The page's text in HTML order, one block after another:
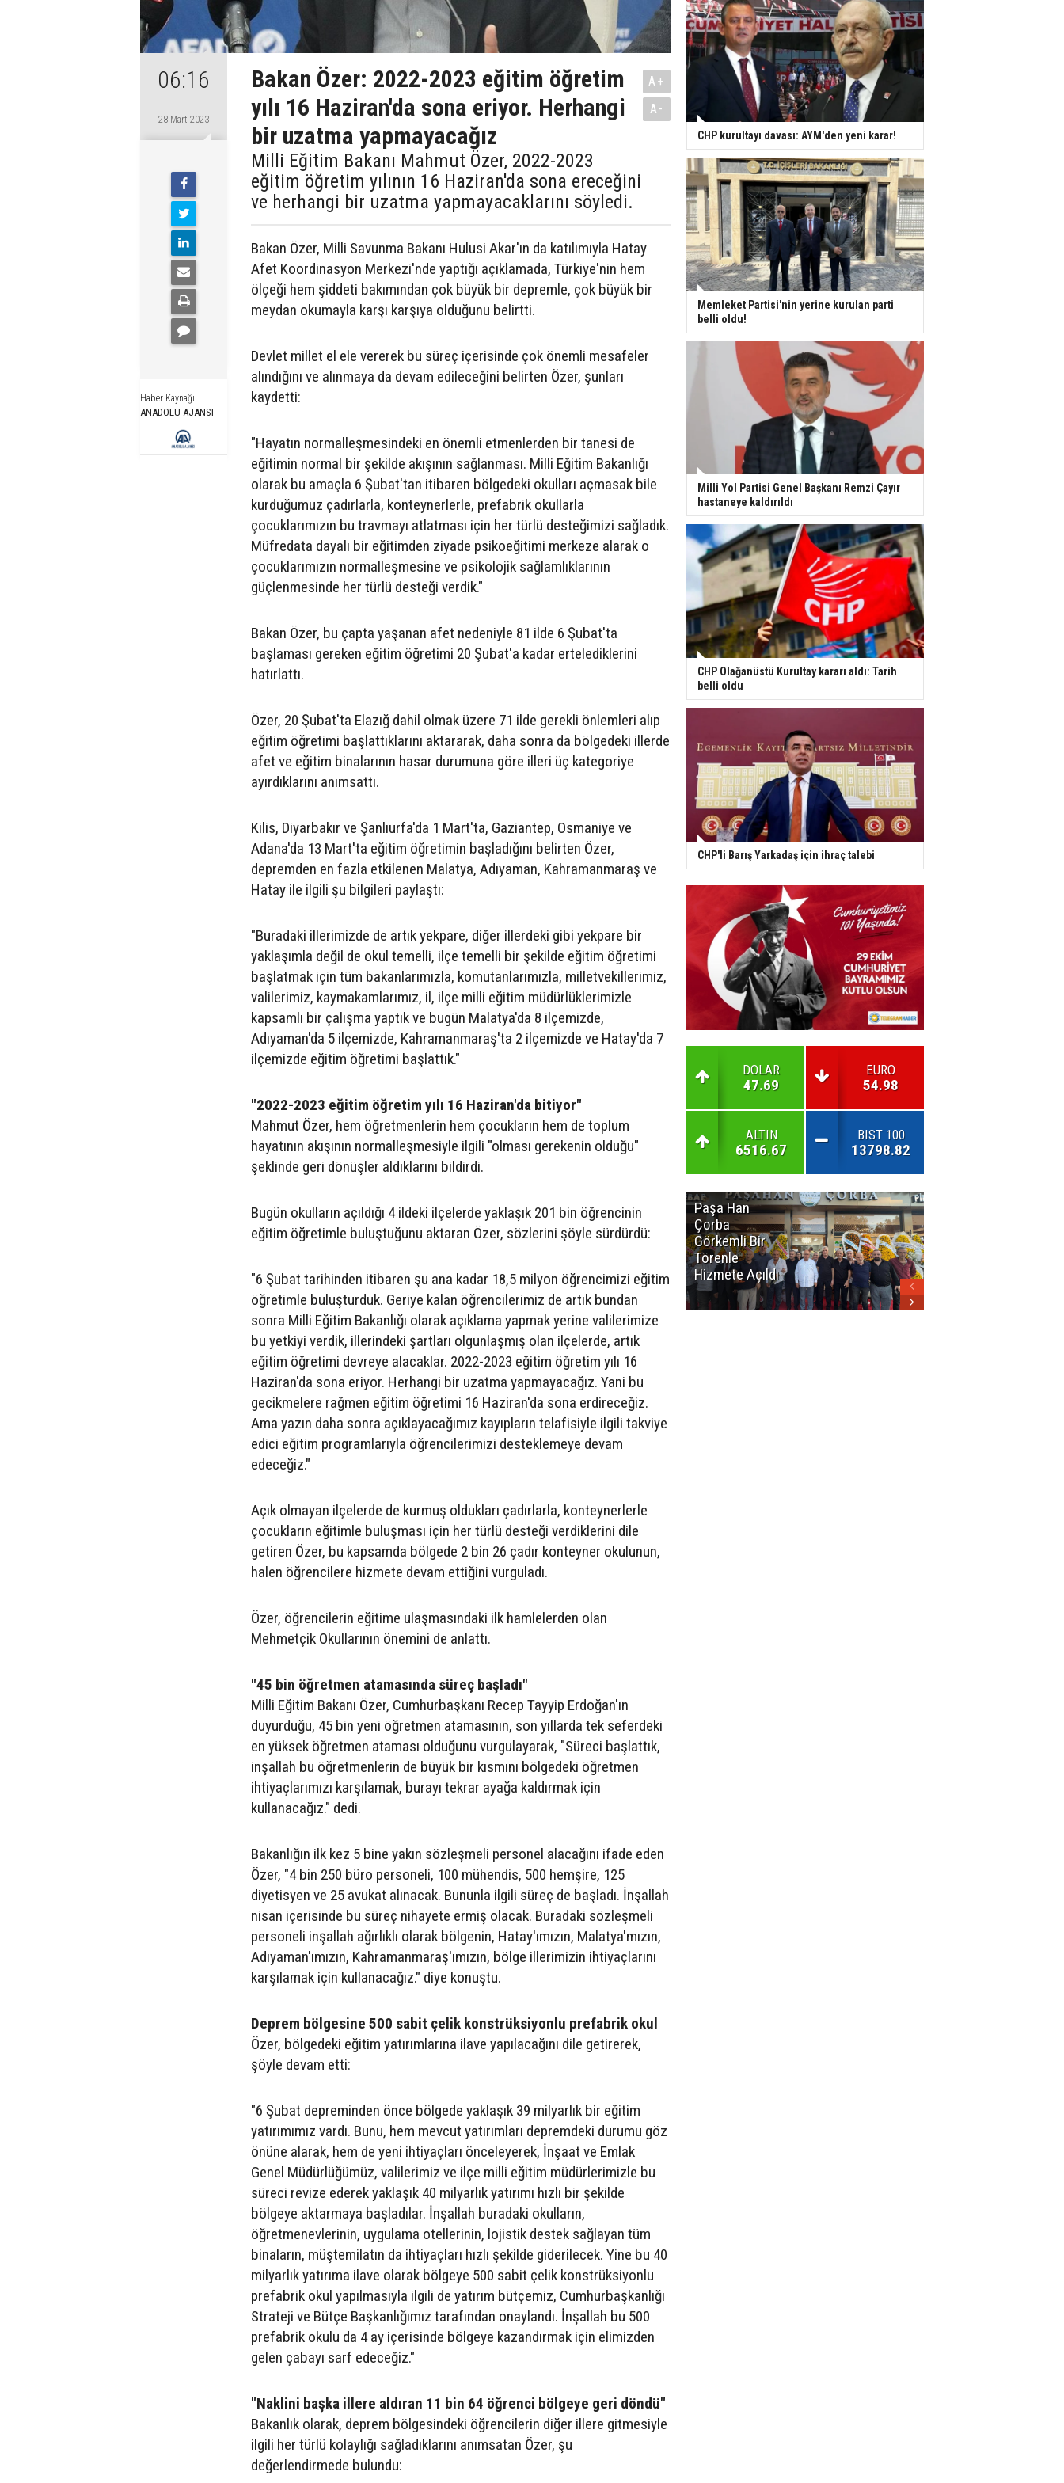
06:16
28 Mart 2023
Haber Kaynağı
ANADOLU AJANSI
Bakan Özer: 2022-2023 eğitim öğretim
yılı 16 Haziran'da sona eriyor. Herhangi
bir uzatma yapmayacağız
Milli Eğitim Bakanı Mahmut Özer, 2022-2023
eğitim öğretim yılının 16 Haziran'da sona ereceğini
ve herhangi bir uzatma yapmayacaklarını söyledi.
A+
A-
Bakan Özer, Milli Savunma Bakanı Hulusi Akar'ın da katılımıyla Hatay
Afet Koordinasyon Merkezi'nde yaptığı açıklamada, Türkiye'nin hem
ölçeği hem şiddeti bakımından çok büyük bir depremle, çok büyük bir
meydan okumayla karşı karşıya olduğunu belirtti.
Devlet millet el ele vererek bu süreç içerisinde çok önemli mesafeler
alındığını ve alınmaya da devam edileceğini belirten Özer, şunları
kaydetti:
"Hayatın normalleşmesindeki en önemli etmenlerden bir tanesi de
eğitimin normal bir şekilde akışının sağlanması. Milli Eğitim Bakanlığı
olarak bu amaçla 6 Şubat'tan itibaren bölgedeki okulları açmasak bile
kurduğumuz çadırlarla, konteynerlerle, prefabrik okullarla
çocuklarımızın bu travmayı atlatması için her türlü desteğimizi sağladık.
Müfredata dayalı bir eğitimden ziyade psikoeğitimi merkeze alarak o
çocuklarımızın normalleşmesine ve psikolojik sağlamlıklarının
güçlenmesinde her türlü desteği verdik."
Bakan Özer, bu çapta yaşanan afet nedeniyle 81 ilde 6 Şubat'ta
başlaması gereken eğitim öğretimi 20 Şubat'a kadar ertelediklerini
hatırlattı.
Özer, 20 Şubat'ta Elazığ dahil olmak üzere 71 ilde gerekli önlemleri alıp
eğitim öğretimi başlattıklarını aktararak, daha sonra da bölgedeki illerde
afet ve eğitim binalarının hasar durumuna göre illeri üç kategoriye
ayırdıklarını anımsattı.
Kilis, Diyarbakır ve Şanlıurfa'da 1 Mart'ta, Gaziantep, Osmaniye ve
Adana'da 13 Mart'ta eğitim öğretimin başladığını belirten Özer,
depremden en fazla etkilenen Malatya, Adıyaman, Kahramanmaraş ve
Hatay ile ilgili şu bilgileri paylaştı:
"Buradaki illerimizde de artık yekpare, diğer illerdeki gibi yekpare bir
yaklaşımla değil de okul temelli, ilçe temelli bir şekilde eğitim öğretimi
başlatmak için tüm bakanlarımızla, komutanlarımızla, milletvekillerimiz,
valilerimiz, kaymakamlarımız, il, ilçe milli eğitim müdürlüklerimizle
kapsamlı bir çalışma yaptık ve bugün Malatya'da 8 ilçemizde,
Adıyaman'da 5 ilçemizde, Kahramanmaraş'ta 2 ilçemizde ve Hatay'da 7
ilçemizde eğitim öğretimi başlattık."
"2022-2023 eğitim öğretim yılı 16 Haziran'da bitiyor"
Mahmut Özer, hem öğretmenlerin hem çocukların hem de toplum
hayatının akışının normalleşmesiyle ilgili "olması gerekenin olduğu"
şeklinde geri dönüşler aldıklarını bildirdi.
Bugün okulların açıldığı 4 ildeki ilçelerde yaklaşık 201 bin öğrencinin
eğitim öğretimle buluştuğunu aktaran Özer, sözlerini şöyle sürdürdü:
"6 Şubat tarihinden itibaren şu ana kadar 18,5 milyon öğrencimizi eğitim
öğretimle buluşturduk. Geriye kalan öğrencilerimiz de artık bundan
sonra Milli Eğitim Bakanlığı olarak açıklama yapmak yerine valilerimize
bu yetkiyi verdik, illerindeki şartları olgunlaşmış olan ilçelerde, artık
eğitim öğretimi devreye alacaklar. 2022-2023 eğitim öğretim yılı 16
Haziran'da sona eriyor. Herhangi bir uzatma yapmayacağız. Yani bu
gecikmelere rağmen eğitim öğretimi 16 Haziran'da sona erdireceğiz.
Ama yazın daha sonra açıklayacağımız kayıpların telafisiyle ilgili takviye
edici eğitim programlarıyla öğrencilerimizi desteklemeye devam
edeceğiz."
Açık olmayan ilçelerde de kurmuş oldukları çadırlarla, konteynerlerle
çocukların eğitimle buluşması için her türlü desteği verdiklerini dile
getiren Özer, bu kapsamda bölgede 2 bin 26 çadır konteyner okulunun,
halen öğrencilere hizmete devam ettiğini vurguladı.
Özer, öğrencilerin eğitime ulaşmasındaki ilk hamlelerden olan
Mehmetçik Okullarının önemini de anlattı.
"45 bin öğretmen atamasında süreç başladı"
Milli Eğitim Bakanı Özer, Cumhurbaşkanı Recep Tayyip Erdoğan'ın
duyurduğu, 45 bin yeni öğretmen atamasının, son yıllarda tek seferdeki
en yüksek öğretmen ataması olduğunu vurgulayarak, "Süreci başlattık,
inşallah bu öğretmenlerin de büyük bir kısmını bölgedeki öğretmen
ihtiyaçlarımızı karşılamak, burayı tekrar ayağa kaldırmak için
kullanacağız." dedi.
Bakanlığın ilk kez 5 bine yakın sözleşmeli personel alacağını ifade eden
Özer, "4 bin 250 büro personeli, 100 mühendis, 500 hemşire, 125
diyetisyen ve 25 avukat alınacak. Bununla ilgili süreç de başladı. İnşallah
nisan içerisinde bu süreç nihayete ermiş olacak. Buradaki sözleşmeli
personeli inşallah ağırlıklı olarak bölgenin, Hatay'ımızın, Malatya'mızın,
Adıyaman'ımızın, Kahramanmaraş'ımızın, bölge illerimizin ihtiyaçlarını
karşılamak için kullanacağız." diye konuştu.
Deprem bölgesine 500 sabit çelik konstrüksiyonlu prefabrik okul
Özer, bölgedeki eğitim yatırımlarına ilave yapılacağını dile getirerek,
şöyle devam etti:
"6 Şubat depreminden önce bölgede yaklaşık 39 milyarlık bir eğitim
yatırımımız vardı. Bunu, hem mevcut yatırımları depremdeki durumu göz
önüne alarak, hem de yeni ihtiyaçları önceleyerek, İnşaat ve Emlak
Genel Müdürlüğümüz, valilerimiz ve ilçe milli eğitim müdürlerimizle bu
süreci revize ederek yaklaşık 40 milyarlık yatırımı hızlı bir şekilde
bölgeye aktarmaya başladılar. İnşallah buradaki okulların,
öğretmenevlerinin, uygulama otellerinin, lojistik destek sağlayan tüm
binaların, müştemilatın da ihtiyaçları hızlı şekilde giderilecek. Yine bu 40
milyarlık yatırıma ilave olarak bölgeye 500 sabit çelik konstrüksiyonlu
prefabrik okul yapılmasıyla ilgili de yatırım bütçemiz, Cumhurbaşkanlığı
Strateji ve Bütçe Başkanlığımız tarafından onaylandı. İnşallah bu 500
prefabrik okulu da 4 ay içerisinde bölgeye kazandırmak için elimizden
gelen çabayı sarf edeceğiz."
"Naklini başka illere aldıran 11 bin 64 öğrenci bölgeye geri döndü"
Bakanlık olarak, deprem bölgesindeki öğrencilerin diğer illere gitmesiyle
ilgili her türlü kolaylığı sağladıklarını anımsatan Özer, şu
değerlendirmede bulundu:
CHP kurultayı davası: AYM'den yeni karar!
Memleket Partisi'nin yerine kurulan parti
belli oldu!
Milli Yol Partisi Genel Başkanı Remzi Çayır
hastaneye kaldırıldı
CHP Olağanüstü Kurultay kararı aldı: Tarih
belli oldu
CHP'li Barış Yarkadaş için ihraç talebi
DOLAR
47.69
EURO
54.98
ALTIN
6516.67
BIST 100
13798.82
Paşa Han
Çorba
Görkemli Bir
Törenle
Hizmete Açıldı